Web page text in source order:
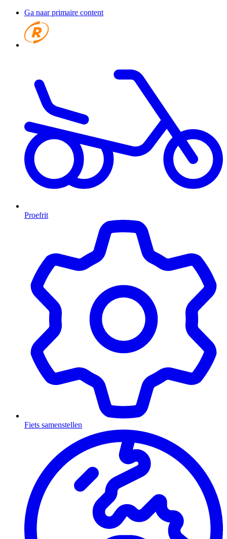
Ga naar primaire content
Proefrit
Fiets samenstellen